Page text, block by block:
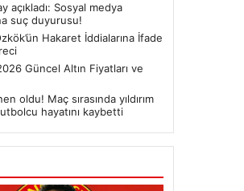
açıkladı: Sosyal medya
suç duyurusu!
Hakaret İddialarına İfade
Güncel Altın Fiyatları ve
oldu! Maç sırasında yıldırım
hayatını kaybetti